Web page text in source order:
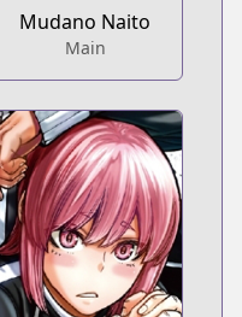
Mudano Naito
Main